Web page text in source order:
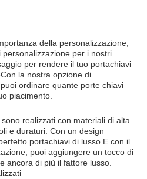
della personalizzazione,
per i nostri
per rendere il tuo portachiavi
la nostra opzione di
ordinare quante porte chiavi
piacimento.
realizzati con materiali di alta
e duraturi. Con un design
portachiavi di lusso.E con il
puoi aggiungere un tocco di
ancora di più il fattore lusso.